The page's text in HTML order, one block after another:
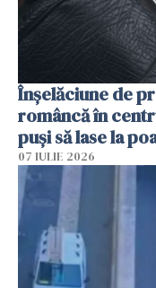
Înșelăciune de
româncă în
puși să lase la
07 IULIE 2026